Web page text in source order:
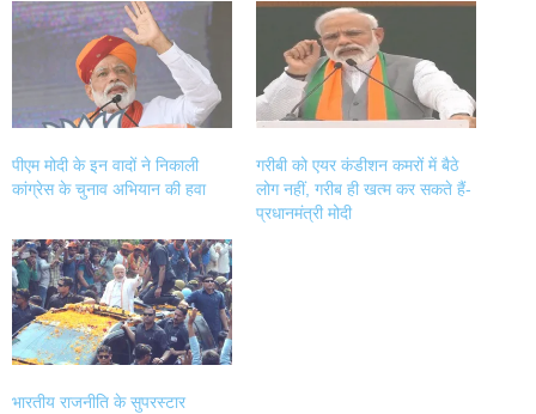
(Opens
in
new
window)
(Opens
in
new
window)
(Opens
in
new
window)
(Opens
पीएम मोदी के इन वादों ने निकाली
कांग्रेस के चुनाव अभियान की हवा
गरीबी को एयर कंडीशन कमरों में बैठे
लोग नहीं, गरीब ही खत्म कर सकते हैं-
प्रधानमंत्री मोदी
भारतीय राजनीति के सुपरस्टार